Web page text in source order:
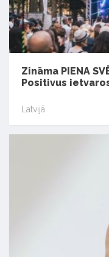
Zināma PIENA
Positivus
Latvijā